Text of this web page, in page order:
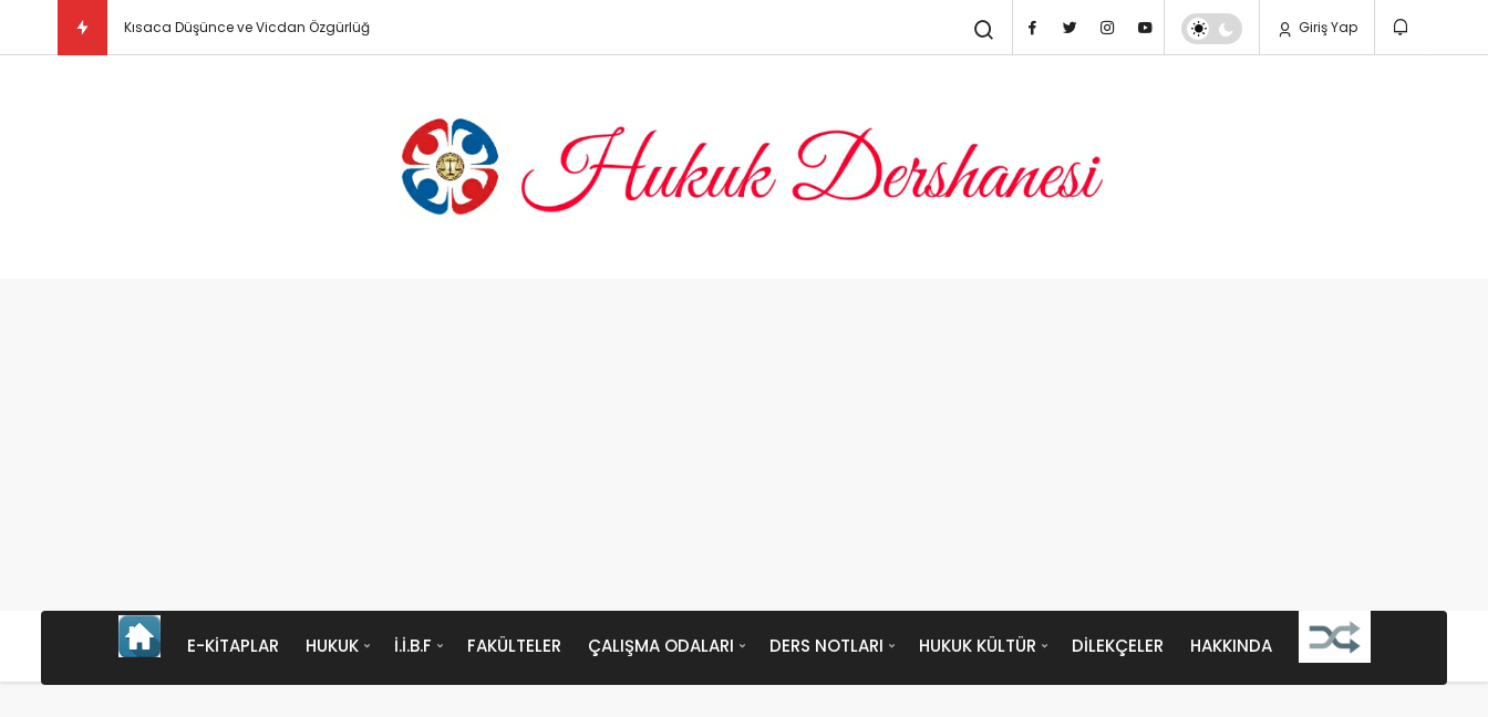
Kısaca Düşünce ve Vicdan Özgürlüğü Nedir? Giriş Yap
E-KITAPLAR HUKUK İ.İ.B.F FAKÜLTELER ÇALIŞMA ODALARI DERS NOTLARI HUKUK KÜLTÜR DILEKÇELER HAKKINDA